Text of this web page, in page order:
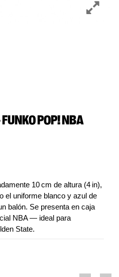
POP! NBA
10 cm de altura (4 in),
el uniforme blanco y azul de
balón. Se presenta en caja
NBA — ideal para
State.